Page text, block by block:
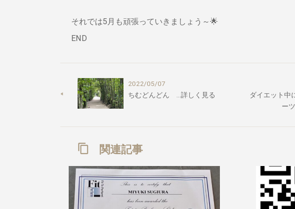
それでは5月も頑張っていきましょう～🌟
END
2022/05/07
ちむどんどん …詳しく見る
ダイエット中
ー
関連記事